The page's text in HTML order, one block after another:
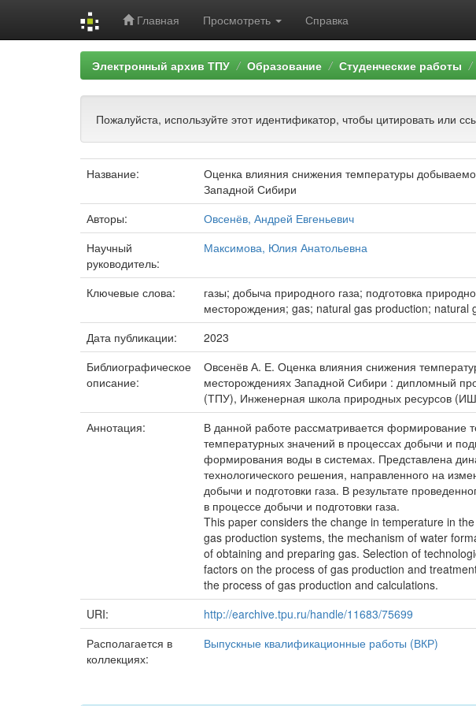
Главная Просмотреть Справка
Электронный архив ТПУ Образование Студенческие работы
Пожалуйста, используйте этот идентификатор, чтобы цитировать или
Название:
Оценка влияния снижения температуры
Западной Сибири
Авторы:
Овсенёв, Андрей Евгеньевич
Научный
руководитель:
Максимова, Юлия Анатольевна
Ключевые слова:
газы; добыча природного газа; подготовка
месторождения; gas; natural gas production;
Дата публикации:
2023
Библиографическое
описание:
Овсенёв А. Е. Оценка влияния снижения
месторождениях Западной Сибири : дипломный
(ТПУ), Инженерная школа природных ресурсов
Аннотация:
В данной работе рассматривается формирование
температурных значений в процессах добычи и
формирования воды в системах. Представлена
технологического решения, направленного на
добычи и подготовки газа. В результате
в процессе добычи и подготовки газа.
This paper considers the change in temperature in
gas production systems, the mechanism of water
of obtaining and preparing gas. Selection of
factors on the process of gas production and
the process of gas production and calculations.
URI:
http://earchive.tpu.ru/handle/11683/75699
Располагается в
коллекциях:
Выпускные квалификационные работы (ВКР)